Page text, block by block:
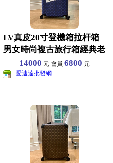
LV真皮20寸登機箱拉杆箱
男女時尚複古旅行箱經典老
花圖案 尺寸38×5
14000 元 會員 6800 元
愛迪達批發網